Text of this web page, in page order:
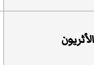
الأثريون